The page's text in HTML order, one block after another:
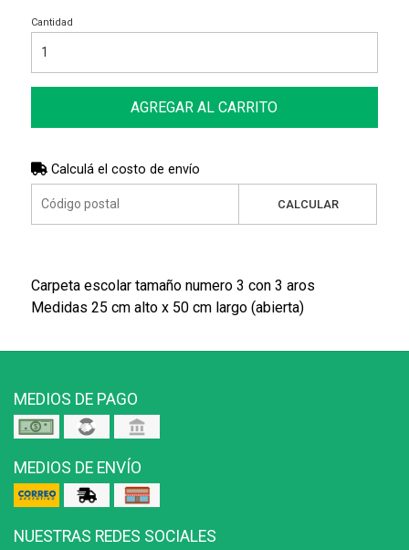
Cantidad
AGREGAR AL CARRITO
Calculá el costo de envío
CALCULAR
Carpeta escolar tamaño numero 3 con 3 aros
Medidas 25 cm alto x 50 cm largo (abierta)
MEDIOS DE PAGO
MEDIOS DE ENVÍO
NUESTRAS REDES SOCIALES